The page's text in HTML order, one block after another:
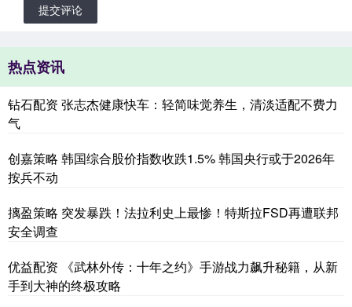
提交评论
热点资讯
钻石配资 张志杰健康快车：轻简味觉养生，清淡适配不费力
气
创嘉策略 韩国综合股价指数收跌1.5% 韩国央行或于2026年
按兵不动
摛盈策略 突发暴跌！法拉利史上最惨！特斯拉FSD再遭联邦
安全调查
优益配资 《武林外传：十年之约》手游战力飙升秘籍，从新
手到大神的终极攻略